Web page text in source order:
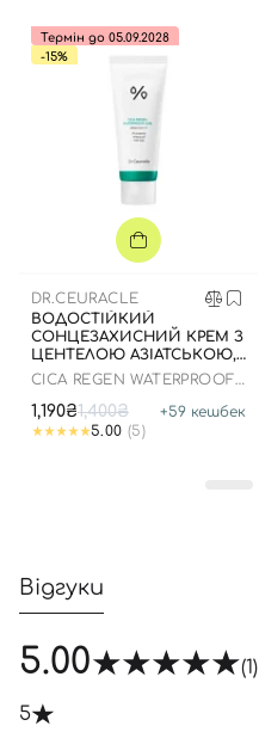
Термін до 05.09.2028
-15%
DR.CEURACLE
ВОДОСТІЙКИЙ
СОНЦЕЗАХИСНИЙ КРЕМ З
ЦЕНТЕЛОЮ АЗІАТСЬКОЮ,
100 МЛ ДО 05.09.2028
CICA REGEN WATERPROOF
1,190₴1,400₴ +59 кешбек
5.00 (5)
Відгуки
5.00 (1)
5